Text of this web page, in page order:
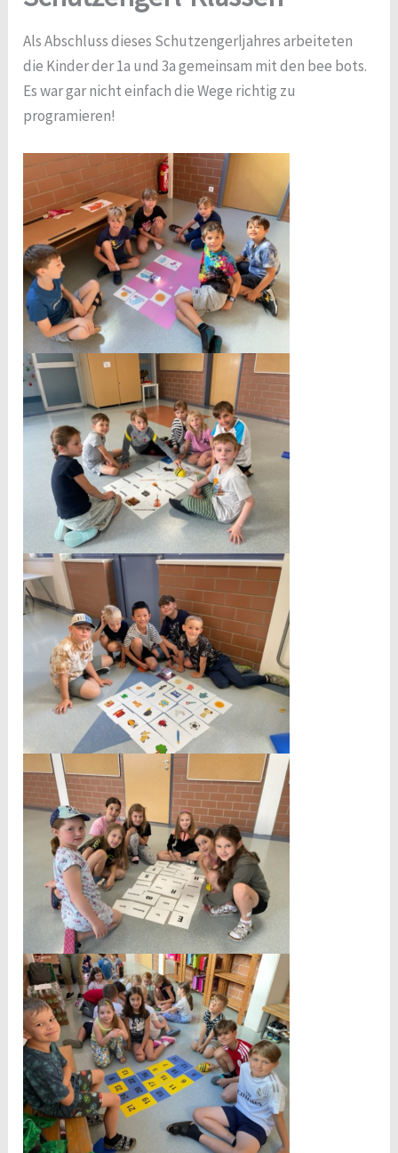
Als Abschluss dieses Schutzengerljahres arbeiteten
die Kinder der 1a und 3a gemeinsam mit den bee bots.
Es war gar nicht einfach die Wege richtig zu
programieren!